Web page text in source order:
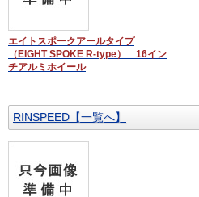
エイトスポークアールタイプ
（EIGHT SPOKE R-type） 16イン
チアルミホイール
RINSPEED【一覧へ】